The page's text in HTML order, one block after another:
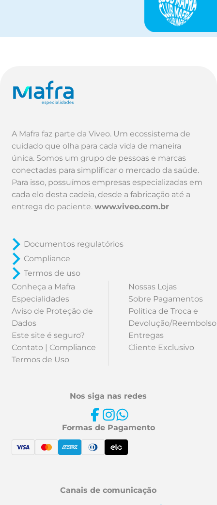
A Mafra faz parte da Viveo. Um ecossistema de
cuidado que olha para cada vida de maneira
única. Somos um grupo de pessoas e marcas
conectadas para simplificar o mercado da saúde.
Para isso, possuímos empresas especializadas em
cada elo desta cadeia, desde a fabricação até a
entrega do paciente.www.viveo.com.br
Documentos regulatórios
Compliance
Termos de uso
Conheça a Mafra
Especialidades
Aviso de Proteção de
Dados
Este site é seguro?
Contato | Compliance
Termos de Uso
Nossas Lojas
Sobre Pagamentos
Politica de Troca e
Devolução/Reembolso
Entregas
Cliente Exclusivo
Nos siga nas redes
Formas de Pagamento
Canais de comunicação